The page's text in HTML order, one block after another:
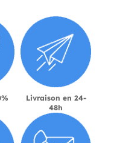
Livraison en 24-
48h